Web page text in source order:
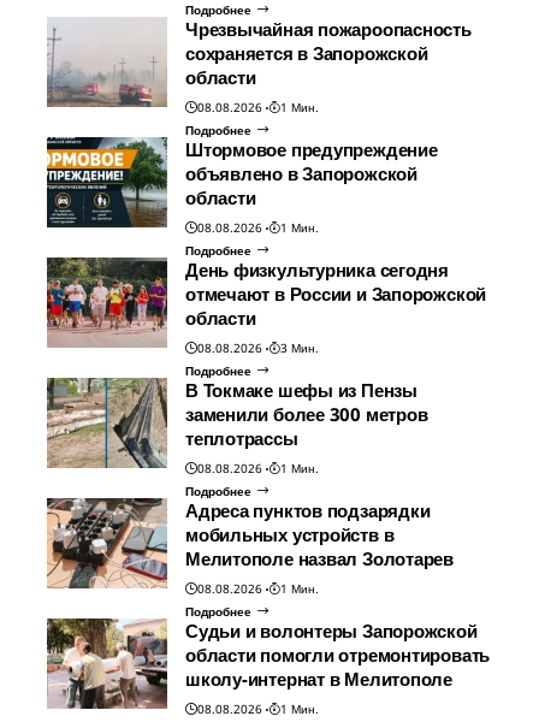
Подробнее
Чрезвычайная пожароопасность
сохраняется в Запорожской
области
08.08.2026
1 Мин.
Подробнее
Штормовое предупреждение
объявлено в Запорожской
области
08.08.2026
1 Мин.
Подробнее
День физкультурника сегодня
отмечают в России и Запорожской
области
08.08.2026
3 Мин.
Подробнее
В Токмаке шефы из Пензы
заменили более 300 метров
теплотрассы
08.08.2026
1 Мин.
Подробнее
Адреса пунктов подзарядки
мобильных устройств в
Мелитополе назвал Золотарев
08.08.2026
1 Мин.
Подробнее
Судьи и волонтеры Запорожской
области помогли отремонтировать
школу-интернат в Мелитополе
08.08.2026
1 Мин.